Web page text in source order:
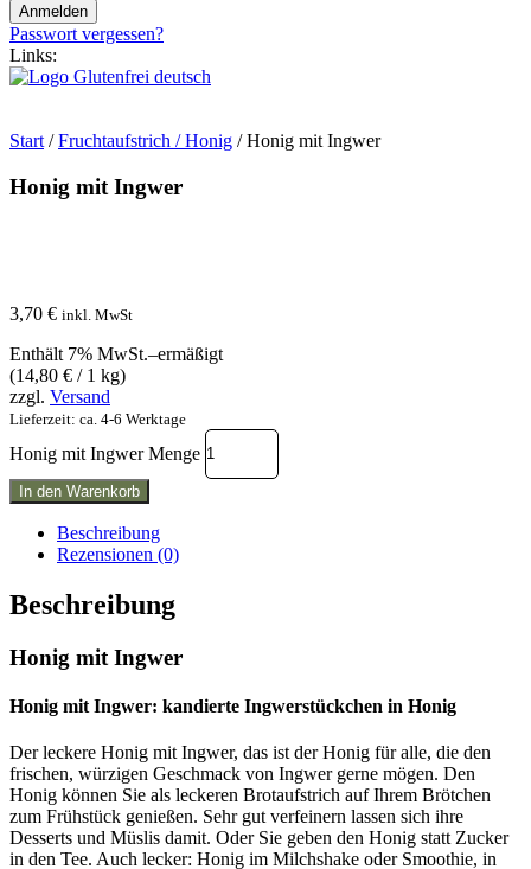
Anmelden
Passwort vergessen?
Links:
Start /Fruchtaufstrich / Honig / Honig mit Ingwer
Honig mit Ingwer
3,70 € inkl. MwSt
Enthält 7% MwSt.–ermäßigt
(14,80 € / 1 kg)
zzgl. Versand
Lieferzeit: ca. 4-6 Werktage
Honig mit Ingwer Menge
In den Warenkorb
Beschreibung
Rezensionen (0)
Beschreibung
Honig mit Ingwer
Honig mit Ingwer: kandierte Ingwerstückchen in Honig
Der leckere Honig mit Ingwer, das ist der Honig für alle, die den
frischen, würzigen Geschmack von Ingwer gerne mögen. Den
Honig können Sie als leckeren Brotaufstrich auf Ihrem Brötchen
zum Frühstück genießen. Sehr gut verfeinern lassen sich ihre
Desserts und Müslis damit. Oder Sie geben den Honig statt Zucker
in den Tee. Auch lecker: Honig im Milchshake oder Smoothie, in